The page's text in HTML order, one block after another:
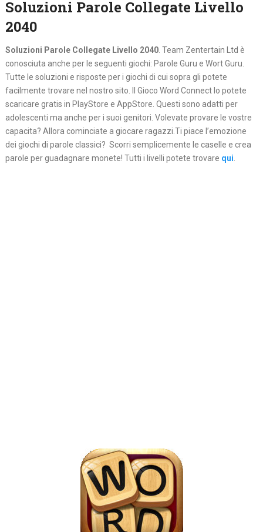
Soluzioni Parole Collegate Livello
2040
Soluzioni Parole Collegate Livello 2040. Team Zentertain Ltd è
conosciuta anche per le seguenti giochi: Parole Guru e Wort Guru.
Tutte le soluzioni e risposte per i giochi di cui sopra gli potete
facilmente trovare nel nostro sito. Il Gioco Word Connect lo potete
scaricare gratis in PlayStore e AppStore. Questi sono adatti per
adolescenti ma anche per i suoi genitori. Volevate provare le vostre
capacita? Allora cominciate a giocare ragazzi.Ti piace l’emozione
dei giochi di parole classici? Scorri semplicemente le caselle e crea
parole per guadagnare monete! Tutti i livelli potete trovare qui.